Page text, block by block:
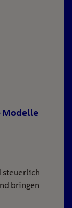
Modelle
steuerlich
bringen